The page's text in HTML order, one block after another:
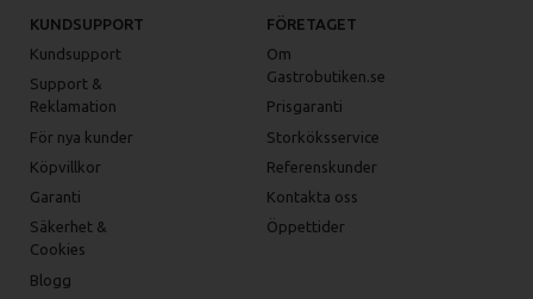
KUNDSUPPORT
Kundsupport
Support &
Reklamation
För nya kunder
Köpvillkor
Garanti
Säkerhet &
Cookies
Blogg
FÖRETAGET
Om
Gastrobutiken.se
Prisgaranti
Storköksservice
Referenskunder
Kontakta oss
Öppettider